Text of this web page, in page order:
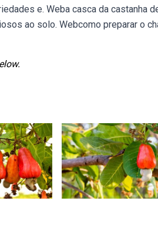
e. Weba casca da castanha
ao solo. Webcomo preparar o